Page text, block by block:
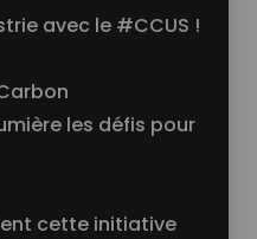
avec le #CCUS !
les défis pour
cette initiative